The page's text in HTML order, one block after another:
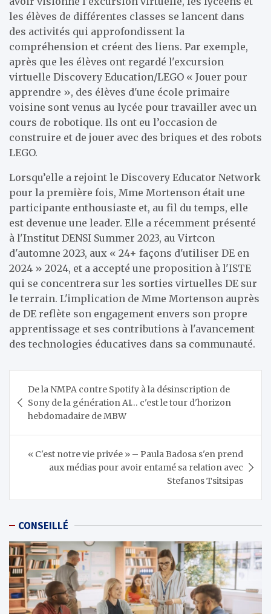
les élèves de différentes classes se lancent dans
des activités qui approfondissent la
compréhension et créent des liens. Par exemple,
après que les élèves ont regardé l'excursion
virtuelle Discovery Education/LEGO « Jouer pour
apprendre », des élèves d'une école primaire
voisine sont venus au lycée pour travailler avec un
cours de robotique. Ils ont eu l’occasion de
construire et de jouer avec des briques et des robots
LEGO.
Lorsqu’elle a rejoint le Discovery Educator Network
pour la première fois, Mme Mortenson était une
participante enthousiaste et, au fil du temps, elle
est devenue une leader. Elle a récemment présenté
à l'Institut DENSI Summer 2023, au Virtcon
d'automne 2023, aux « 24+ façons d'utiliser DE en
2024 » 2024, et a accepté une proposition à l'ISTE
qui se concentrera sur les sorties virtuelles DE sur
le terrain. L'implication de Mme Mortenson auprès
de DE reflète son engagement envers son propre
apprentissage et ses contributions à l'avancement
des technologies éducatives dans sa communauté.
de
l’article
De la NMPA contre Spotify à la désinscription de
Sony de la génération AI… c'est le tour d'horizon
hebdomadaire de MBW
« C'est notre vie privée » – Paula Badosa s'en prend
aux médias pour avoir entamé sa relation avec
Stefanos Tsitsipas
CONSEILLÉ